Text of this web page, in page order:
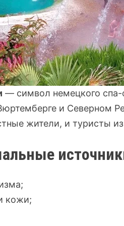
— символ немецкого спа-
и Северном
жители, и туристы из
кожи;